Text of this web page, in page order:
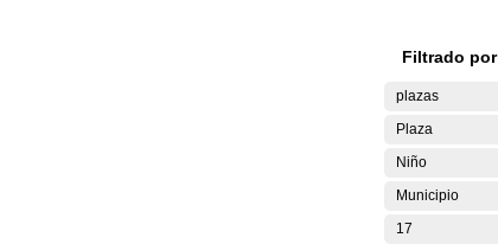
Filtrado por
plazas
Plaza
Niño
Municipio
17